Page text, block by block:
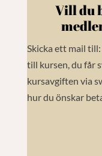
Vill du
Skicka ett mail till:
till kursen, du får
kursavgiften via
hur du önskar